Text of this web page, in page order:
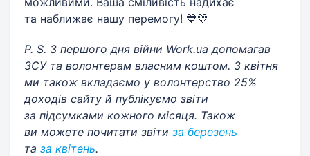
та наближає нашу перемогу! 💙💛
P. S. З першого дня війни Work.ua допомагав
ЗСУ та волонтерам власним коштом. З квітня
ми також вкладаємо у волонтерство 25%
доходів сайту й публікуємо звіти
за підсумками кожного місяця. Також
ви можете почитати звіти за березень
та за квітень.